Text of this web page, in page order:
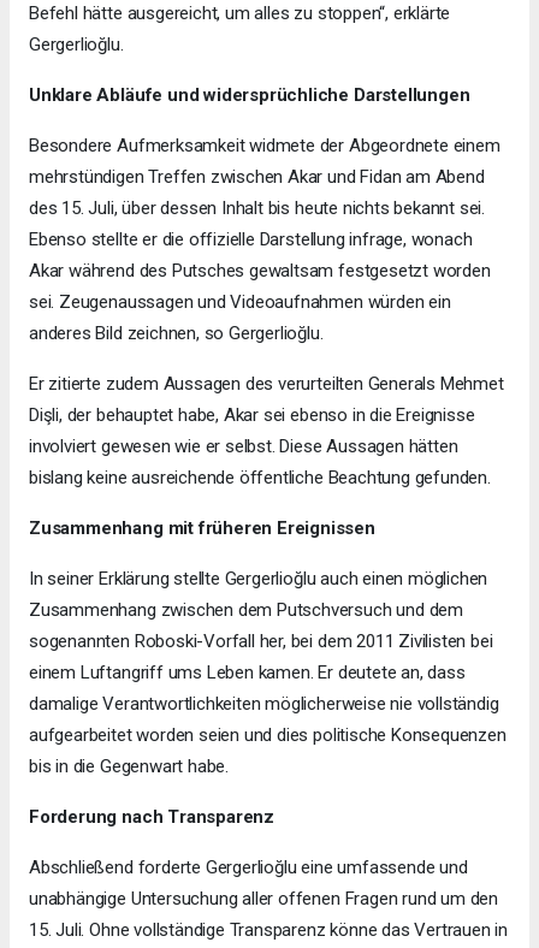
Befehl hätte ausgereicht, um alles zu stoppen“, erklärte
Gergerlioğlu.
Unklare Abläufe und widersprüchliche Darstellungen
Besondere Aufmerksamkeit widmete der Abgeordnete einem
mehrstündigen Treffen zwischen Akar und Fidan am Abend
des 15. Juli, über dessen Inhalt bis heute nichts bekannt sei.
Ebenso stellte er die offizielle Darstellung infrage, wonach
Akar während des Putsches gewaltsam festgesetzt worden
sei. Zeugenaussagen und Videoaufnahmen würden ein
anderes Bild zeichnen, so Gergerlioğlu.
Er zitierte zudem Aussagen des verurteilten Generals Mehmet
Dişli, der behauptet habe, Akar sei ebenso in die Ereignisse
involviert gewesen wie er selbst. Diese Aussagen hätten
bislang keine ausreichende öffentliche Beachtung gefunden.
Zusammenhang mit früheren Ereignissen
In seiner Erklärung stellte Gergerlioğlu auch einen möglichen
Zusammenhang zwischen dem Putschversuch und dem
sogenannten Roboski-Vorfall her, bei dem 2011 Zivilisten bei
einem Luftangriff ums Leben kamen. Er deutete an, dass
damalige Verantwortlichkeiten möglicherweise nie vollständig
aufgearbeitet worden seien und dies politische Konsequenzen
bis in die Gegenwart habe.
Forderung nach Transparenz
Abschließend forderte Gergerlioğlu eine umfassende und
unabhängige Untersuchung aller offenen Fragen rund um den
15. Juli. Ohne vollständige Transparenz könne das Vertrauen in